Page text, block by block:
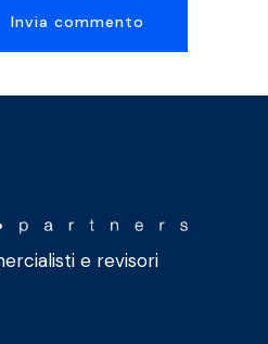
e revisori